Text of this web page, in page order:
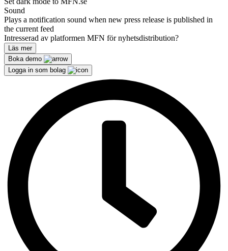
Sound
Plays a notification sound when new press release is published in
the current feed
Intresserad av platformen MFN för nyhetsdistribution?
Läs mer
Boka demo
Logga in som bolag